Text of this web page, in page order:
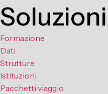
Soluzioni
Formazione
Dati
Strutture
Istituzioni
Pacchetti viaggio